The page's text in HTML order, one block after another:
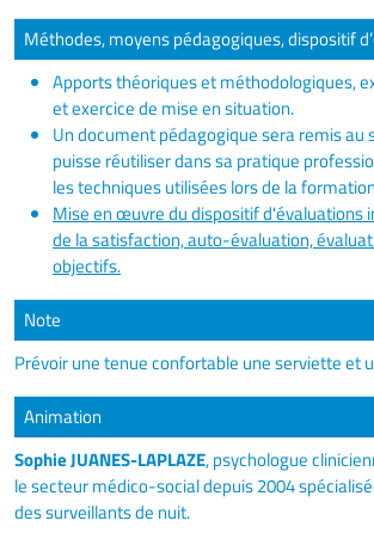
Méthodes, moyens pédagogiques, dispositif
Apports théoriques et méthodologiques,
et exercice de mise en situation.
Un document pédagogique sera remis au
puisse réutiliser dans sa pratique
les techniques utilisées lors de la
Mise en œuvre du dispositif d'évaluations
de la satisfaction, auto-évaluation,
objectifs.
Note
Prévoir une tenue confortable une serviette et
Animation
Sophie JUANES-LAPLAZE, psychologue
le secteur médico-social depuis 2004
des surveillants de nuit.